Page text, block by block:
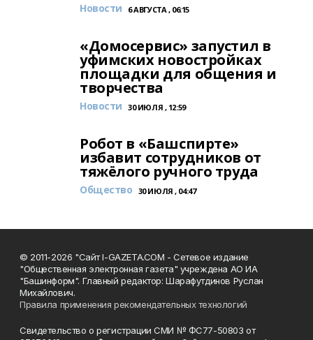
Новости 6 АВГУСТА , 06:15
«Домосервис» запустил в
уфимских новостройках
площадки для общения и
творчества
Новости 30 ИЮЛЯ , 12:59
Робот в «Башспирте»
избавит сотрудников от
тяжёлого ручного труда
Общество 30 ИЮЛЯ , 04:47
© 2011-2026 "Сайт I-GAZETA.COM - Сетевое издание
"Общественная электронная газета" учреждена АО ИА
"Башинформ". Главный редактор: Шарафутдинов Руслан
Михайлович.
Правила применения рекомендательных технологий
Свидетельство о регистрации СМИ № ФС77-50803 от